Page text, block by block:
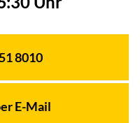
8010
E-Mail